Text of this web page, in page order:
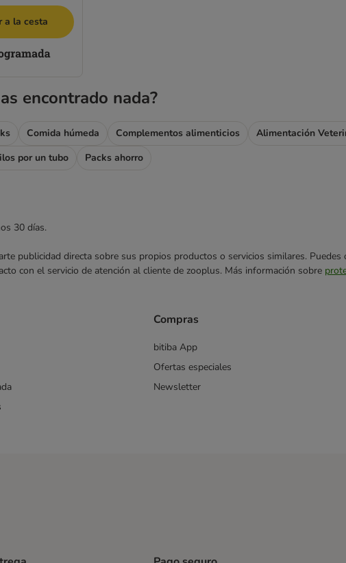
a la cesta
encontrado nada?
Comida húmeda Complementos alimenticios Alimentación
por un tubo Packs ahorro
30 días.
publicidad directa sobre sus propios productos o servicios similares.
con el servicio de atención al cliente de zooplus. Más información sobre
Compras
bitiba App
Ofertas especiales
Newsletter